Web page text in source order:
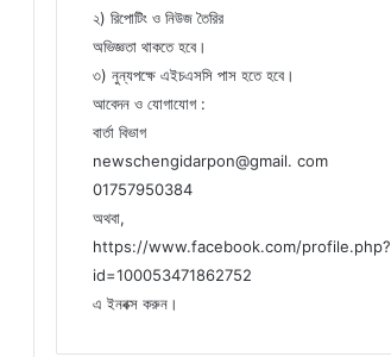
২) রিপোটিং ও নিউজ তৈরির
অভিজ্ঞতা থাকতে হবে।
৩) নুন্যপক্ষে এইচএসসি পাস হতে হবে।
আবেদন ও যোগাযোগ :
বার্তা বিভাগ
newschengidarpon@gmail. com
01757950384
অথবা,
https://www.facebook.com/profile.php?
id=100053471862752
এ ইনবক্স করুন।